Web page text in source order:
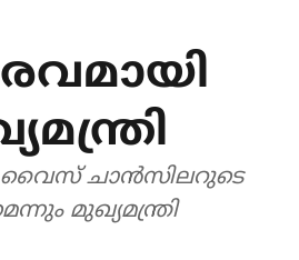
വൈസ് ചാൻസിലറുടെ
മുഖ‍്യമന്ത്രി